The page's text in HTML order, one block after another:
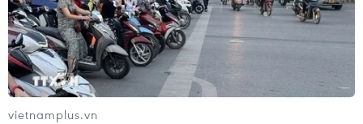
vietnamplus.vn